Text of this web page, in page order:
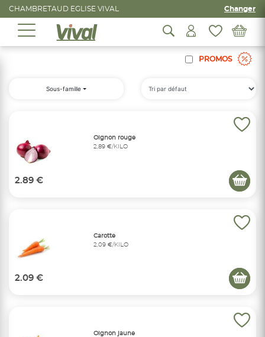
CHAMBRETAUD EGLISE VIVAL Changer
PROMOS
Sous-famille
Oignon rouge
2,89 €/KILO
2.89 €
Carotte
2,09 €/KILO
2.09 €
Oignon jaune